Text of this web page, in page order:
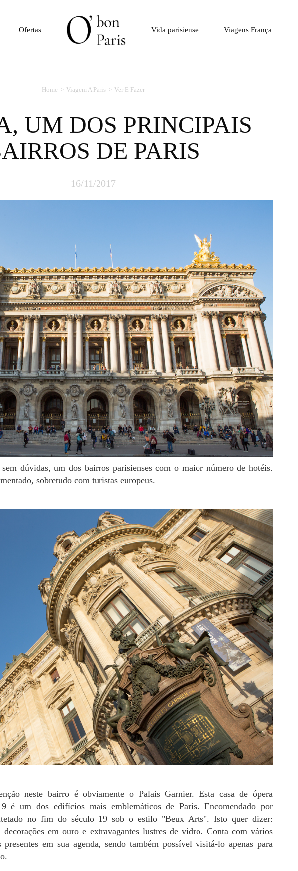
Ofertas Vida parisiense Viagens França
Home Viagem A Paris Ver E Fazer
DE PARIS
16/11/2017
sobretudo com turistas europeus.
é um dos edifícios mais emblemáticos de Paris. Encomendado por
no fim do século 19 sob o estilo "Beux Arts". Isto quer dizer:
decorações em ouro e extravagantes lustres de vidro. Conta com vários
presentes em sua agenda, sendo também possível visitá-lo apenas para